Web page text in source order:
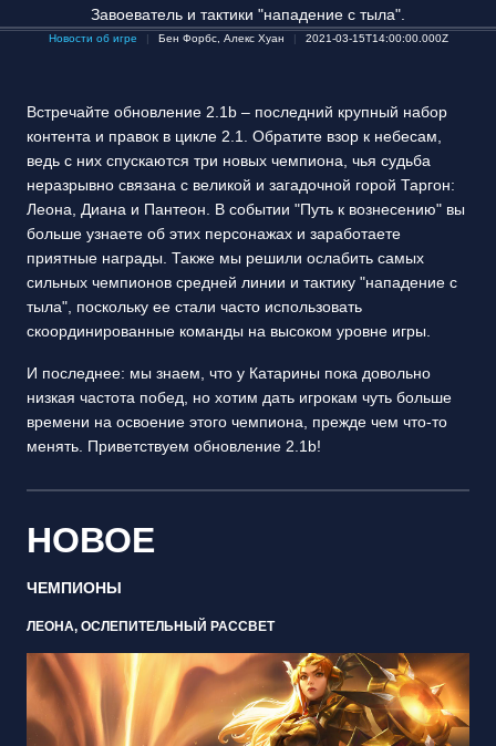
Завоеватель и тактики "нападение с тыла".
Новости об игре Бен Форбс, Алекс Хуан 2021-03-15T14:00:00.000Z
Встречайте обновление 2.1b – последний крупный набор
контента и правок в цикле 2.1. Обратите взор к небесам,
ведь с них спускаются три новых чемпиона, чья судьба
неразрывно связана с великой и загадочной горой Таргон:
Леона, Диана и Пантеон. В событии "Путь к вознесению" вы
больше узнаете об этих персонажах и заработаете
приятные награды. Также мы решили ослабить самых
сильных чемпионов средней линии и тактику "нападение с
тыла", поскольку ее стали часто использовать
скоординированные команды на высоком уровне игры.
И последнее: мы знаем, что у Катарины пока довольно
низкая частота побед, но хотим дать игрокам чуть больше
времени на освоение этого чемпиона, прежде чем что-то
менять. Приветствуем обновление 2.1b!
НОВОЕ
ЧЕМПИОНЫ
ЛЕОНА, ОСЛЕПИТЕЛЬНЫЙ РАССВЕТ